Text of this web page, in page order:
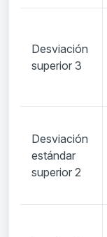
Desviación
superior 3
Desviación
estándar
superior 2